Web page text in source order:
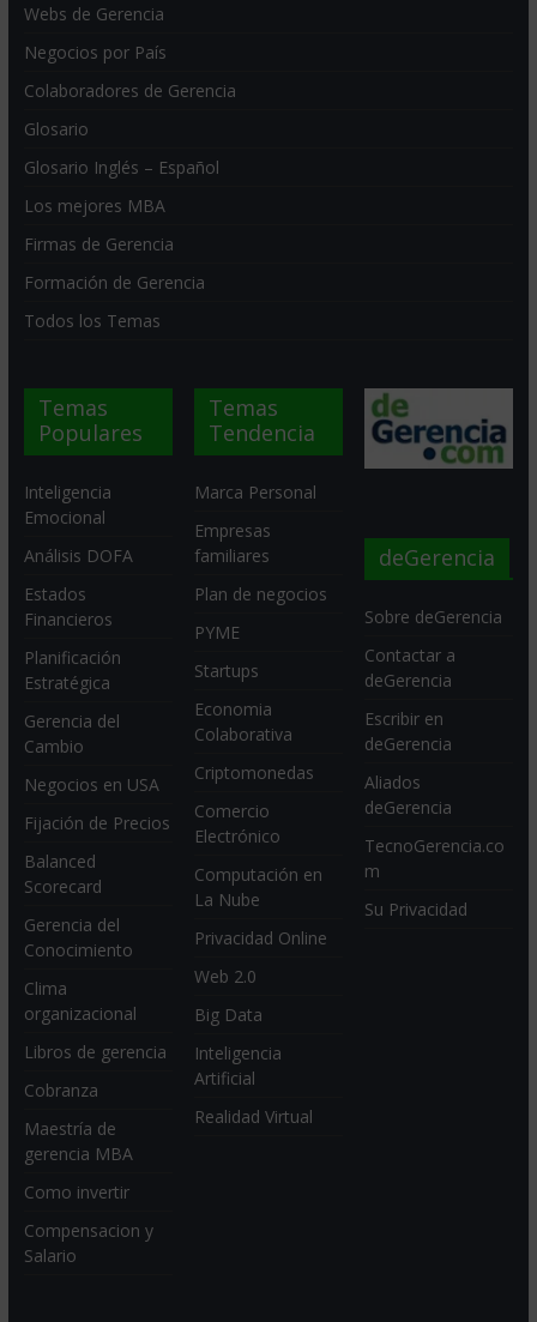
Webs de Gerencia
Negocios por País
Colaboradores de Gerencia
Glosario
Glosario Inglés – Español
Los mejores MBA
Firmas de Gerencia
Formación de Gerencia
Todos los Temas
Temas
Populares
Inteligencia
Emocional
Análisis DOFA
Estados
Financieros
Planificación
Estratégica
Gerencia del
Cambio
Negocios en USA
Fijación de Precios
Balanced
Scorecard
Gerencia del
Conocimiento
Clima
organizacional
Libros de gerencia
Cobranza
Maestría de
gerencia MBA
Como invertir
Compensacion y
Salario
Temas
Tendencia
Marca Personal
Empresas
familiares
Plan de negocios
PYME
Startups
Economia
Colaborativa
Criptomonedas
Comercio
Electrónico
Computación en
La Nube
Privacidad Online
Web 2.0
Big Data
Inteligencia
Artificial
Realidad Virtual
deGerencia
Sobre deGerencia
Contactar a
deGerencia
Escribir en
deGerencia
Aliados
deGerencia
TecnoGerencia.co
m
Su Privacidad